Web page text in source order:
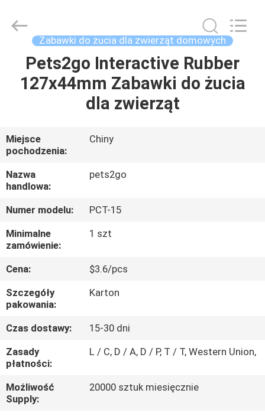
DOM
O
NAS
WYCIECZKA
PO
FABRYCE
SKONTAKTUJ
SIĘ
Z
NAMI
POPROSIĆ
O
Trading
Co.Ltd.
Zabawki do żucia dla zwierząt domowych
Pets2go Interactive Rubber
127x44mm Zabawki do żucia
dla zwierząt
Miejsce
pochodzenia:
Chiny
Nazwa
handlowa:
pets2go
Numer modelu:
PCT-15
Minimalne
zamówienie:
1 szt
Cena:
$3.6/pcs
Szczegóły
pakowania:
Karton
Czas dostawy:
15-30 dni
Zasady
płatności:
L / C, D / A, D / P, T / T, Western Union,
Możliwość
Supply:
20000 sztuk miesięcznie